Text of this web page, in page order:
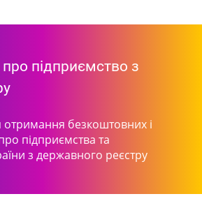
підприємство з
отримання безкоштовних і
підприємства та
з державного реєстру